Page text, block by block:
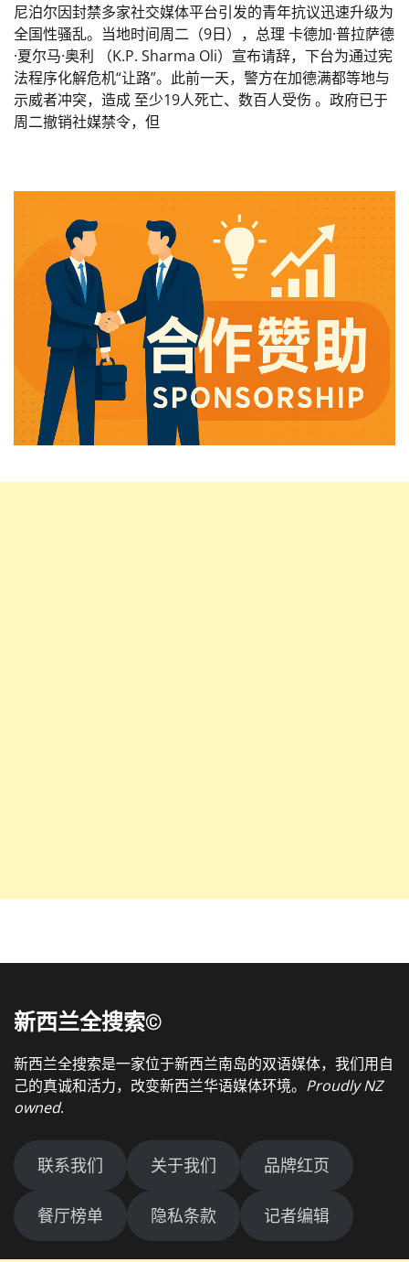
尼泊尔因封禁多家社交媒体平台引发的青年抗议迅速升级为
全国性骚乱。当地时间周二（9日），总理 卡德加·普拉萨德
·夏尔马·奥利 （K.P. Sharma Oli）宣布请辞，下台为通过宪
法程序化解危机“让路”。此前一天，警方在加德满都等地与
示威者冲突，造成 至少19人死亡、数百人受伤 。政府已于
周二撤销社媒禁令，但
新西兰全搜索©
新西兰全搜索是一家位于新西兰南岛的双语媒体，我们用自
己的真诚和活力，改变新西兰华语媒体环境。 Proudly NZ
owned.
联系我们 关于我们 品牌红页
餐厅榜单 隐私条款 记者编辑